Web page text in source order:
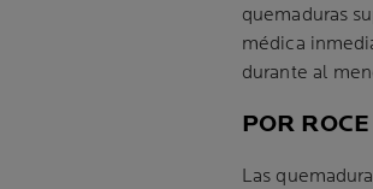
quemaduras
médica
durante al
POR ROCE
Las